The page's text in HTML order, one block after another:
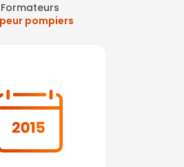
Formateurs
pompiers